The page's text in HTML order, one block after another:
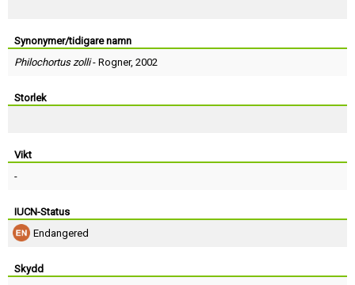
Synonymer/tidigare namn
Philochortus zolli- Rogner, 2002
Storlek
Vikt
-
IUCN-Status
Endangered
Skydd